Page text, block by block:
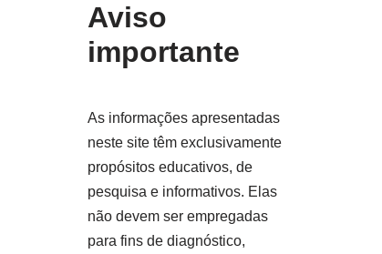
Aviso
importante
As informações apresentadas
neste site têm exclusivamente
propósitos educativos, de
pesquisa e informativos. Elas
não devem ser empregadas
para fins de diagnóstico,